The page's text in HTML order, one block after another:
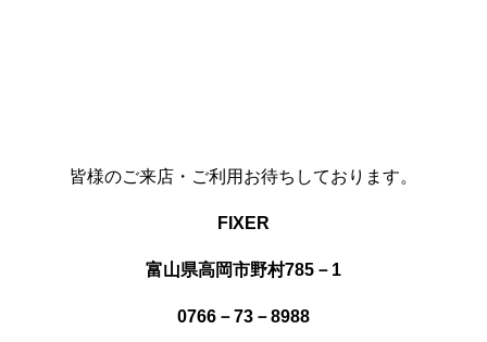
皆様のご来店・ご利用お待ちしております。
FIXER
富山県高岡市野村785－1
0766－73－8988